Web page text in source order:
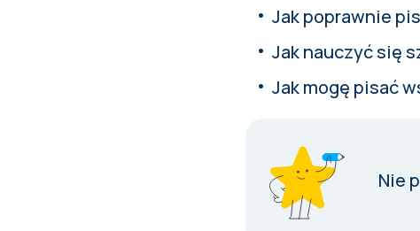
Jak poprawnie
Jak nauczyć się
Jak mogę pisać
Nie